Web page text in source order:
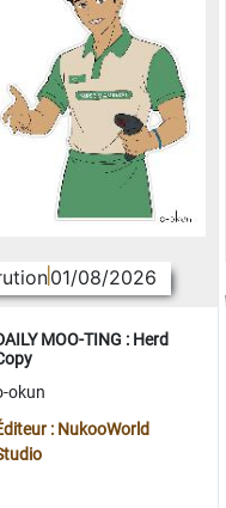
01/08/2026
MOO-TING : Herd
okun
: NukooWorld